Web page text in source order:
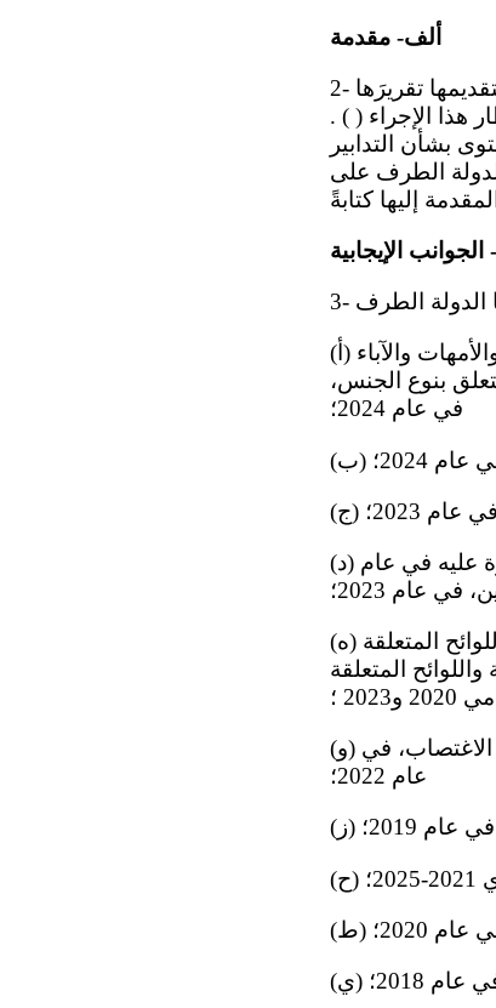
ألف- مقدمة
2- تعرب اللجنة عن امتنانها للدولة الطرف لقبولها الإجراء المبسّط لتقديم التقارير ولتقديمها تقريرَها
هذا الإجراء ( ) .
بشأن التدابير
الطرف على
الجوانب الإيجابية
(أ) اعتماد القانون الأساسي بشأن الدعم والتعويض الشامل والتحويلي للبنات والأبناء والأمهات والآباء
بنوع الجنس،
في عام 2024؛
2024؛
2023؛
(د) اعتماد القانون الأساسي المعدِّل لقانون الاتصالات في عام 2022، والتعديلات الأخيرة عليه في عام
(ه) إدخال تعديلات على قانون الديمقراطية ولوائح المجلس الوطني الانتخابي، بما في ذلك اللوائح المتعلقة
المتعلقة
؛
(و) اعتماد القانون الأساسي الذي ينظم إنهاء الفتيات والنساء لحملهن طوعا ً في حالات الاغتصاب، في
عام 2022؛
2019؛
2020؛
2018؛